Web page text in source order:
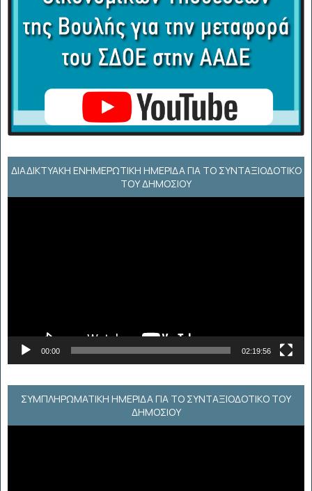
ΔΙΑΔΙΚΤΥΑΚΉ ΕΝΗΜΕΡΩΤΙΚΉ ΗΜΕΡΊΔΑ ΓΙΑ ΤΟ ΣΥΝΤΑΞΙΟΔΟΤΙΚΌ
ΤΟΥ ΔΗΜΟΣΊΟΥ
00:00 02:19:56
ΣΥΜΠΛΗΡΩΜΑΤΙΚΗ ΗΜΕΡΙΔΑ ΓΙΑ ΤΟ ΣΥΝΤΑΞΙΟΔΟΤΙΚΟ ΤΟΥ
ΔΗΜΟΣΙΟΥ